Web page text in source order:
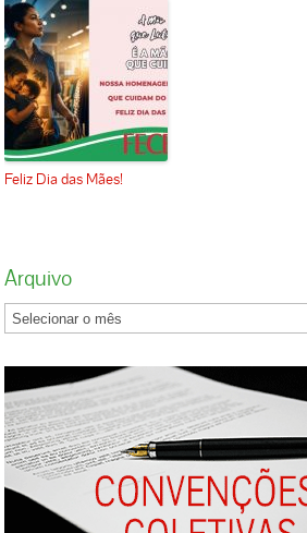
Feliz Dia das Mães!
Arquivo